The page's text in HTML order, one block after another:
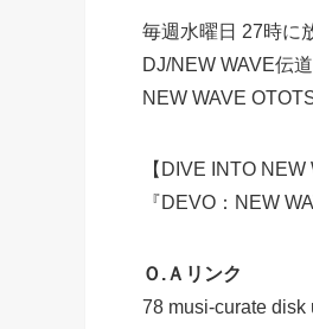
毎週水曜日 27時に
DJ/NEW WAVE伝
NEW WAVE
【DIVE INTO
『DEVO：NEW
Ｏ.Ａリンク
78 musi-curate disk